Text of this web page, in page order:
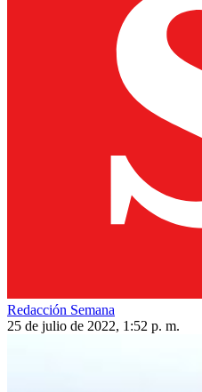
Redacción Semana
25 de julio de 2022, 1:52 p. m.